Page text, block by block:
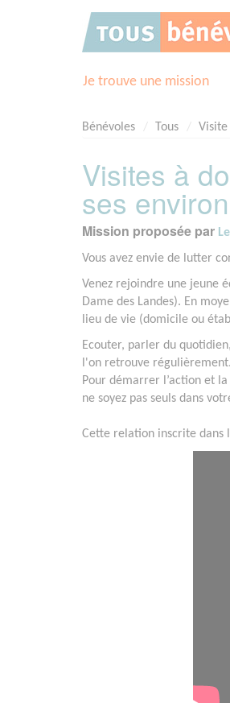
Je trouve une mission
Bénévoles Tous
Visites à
ses
Mission proposée par
Vous avez envie de lutter
Venez rejoindre une jeune
Dame des Landes). En
lieu de vie (domicile ou
Ecouter, parler du
l'on retrouve
Pour démarrer l’action et
ne soyez pas seuls dans
Cette relation inscrite dans